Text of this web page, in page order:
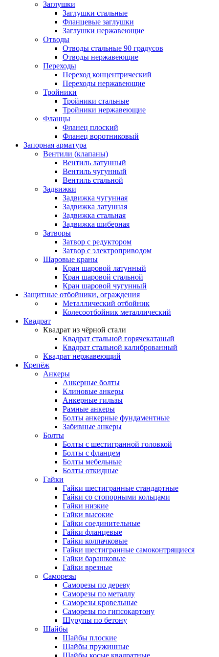
Заглушки
Заглушки стальные
Фланцевые заглушки
Заглушки нержавеющие
Отводы
Отводы стальные 90 градусов
Отводы нержавеющие
Переходы
Переход концентрический
Переходы нержавеющие
Тройники
Тройники стальные
Тройники нержавеющие
Фланцы
Фланец плоский
Фланец воротниковый
Запорная арматура
Вентили (клапаны)
Вентиль латунный
Вентиль чугунный
Вентиль стальной
Задвижки
Задвижка чугунная
Задвижка латунная
Задвижка стальная
Задвижка шиберная
Затворы
Затвор с редуктором
Затвор с электроприводом
Шаровые краны
Кран шаровой латунный
Кран шаровой стальной
Кран шаровой чугунный
Защитные отбойники, ограждения
Металлический отбойник
Колесоотбойник металлический
Квадрат
Квадрат из чёрной стали
Квадрат стальной горячекатаный
Квадрат стальной калиброванный
Квадрат нержавеющий
Крепёж
Анкеры
Анкерные болты
Клиновые анкеры
Анкерные гильзы
Рамные анкеры
Болты анкерные фундаментные
Забивные анкеры
Болты
Болты с шестигранной головкой
Болты с фланцем
Болты мебельные
Болты откидные
Гайки
Гайки шестигранные стандартные
Гайки со стопорными кольцами
Гайки низкие
Гайки высокие
Гайки соединительные
Гайки фланцевые
Гайки колпачковые
Гайки шестигранные самоконтрящиеся
Гайки барашковые
Гайки врезные
Саморезы
Саморезы по дереву
Саморезы по металлу
Саморезы кровельные
Саморезы по гипсокартону
Шурупы по бетону
Шайбы
Шайбы плоские
Шайбы пружинные
Шайбы косые квадратные